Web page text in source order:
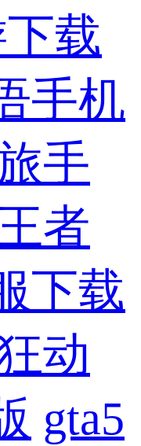
载
手机
手
王者
下载
动
gta5